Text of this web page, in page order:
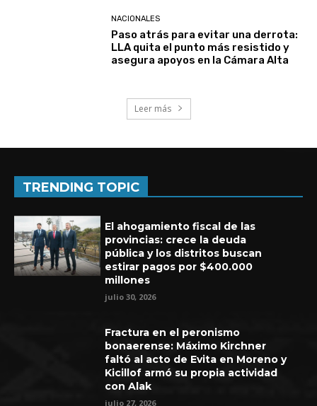
NACIONALES
Paso atrás para evitar una derrota:
LLA quita el punto más resistido y
asegura apoyos en la Cámara Alta
Leer más
TRENDING TOPIC
El ahogamiento fiscal de las
provincias: crece la deuda
pública y los distritos buscan
estirar pagos por $400.000
millones
julio 30, 2026
Fractura en el peronismo
bonaerense: Máximo Kirchner
faltó al acto de Evita en Moreno y
Kicillof armó su propia actividad
con Alak
julio 27, 2026